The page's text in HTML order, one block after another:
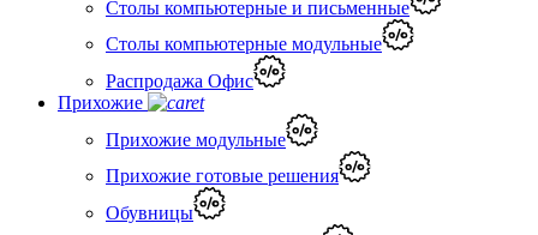
Столы компьютерные и письменные
Столы компьютерные модульные
Распродажа Офис
Прихожие
Прихожие модульные
Прихожие готовые решения
Обувницы